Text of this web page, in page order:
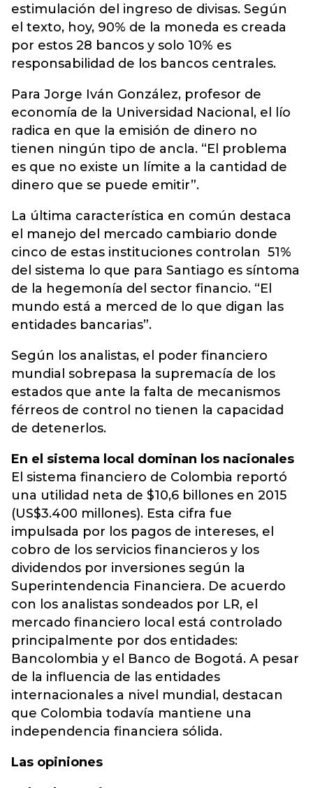
estimulación del ingreso de divisas. Según
el texto, hoy, 90% de la moneda es creada
por estos 28 bancos y solo 10% es
responsabilidad de los bancos centrales.
Para Jorge Iván González, profesor de
economía de la Universidad Nacional, el lío
radica en que la emisión de dinero no
tienen ningún tipo de ancla. “El problema
es que no existe un límite a la cantidad de
dinero que se puede emitir”.
La última característica en común destaca
el manejo del mercado cambiario donde
cinco de estas instituciones controlan 51%
del sistema lo que para Santiago es síntoma
de la hegemonía del sector financio. “El
mundo está a merced de lo que digan las
entidades bancarias”.
Según los analistas, el poder financiero
mundial sobrepasa la supremacía de los
estados que ante la falta de mecanismos
férreos de control no tienen la capacidad
de detenerlos.
En el sistema local dominan los nacionales
El sistema financiero de Colombia reportó
una utilidad neta de $10,6 billones en 2015
(US$3.400 millones). Esta cifra fue
impulsada por los pagos de intereses, el
cobro de los servicios financieros y los
dividendos por inversiones según la
Superintendencia Financiera. De acuerdo
con los analistas sondeados por LR, el
mercado financiero local está controlado
principalmente por dos entidades:
Bancolombia y el Banco de Bogotá. A pesar
de la influencia de las entidades
internacionales a nivel mundial, destacan
que Colombia todavía mantiene una
independencia financiera sólida.
Las opiniones